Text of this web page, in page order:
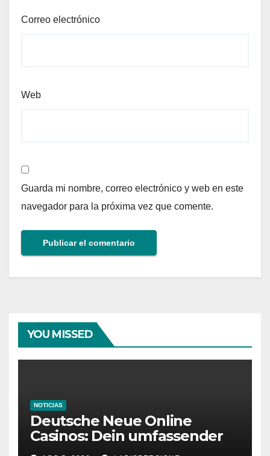
Correo electrónico
Web
Guarda mi nombre, correo electrónico y web en este
navegador para la próxima vez que comente.
YOU MISSED
NOTICIAS
Deutsche Neue Online
Casinos: Dein umfassender
Ratgeber für moderne